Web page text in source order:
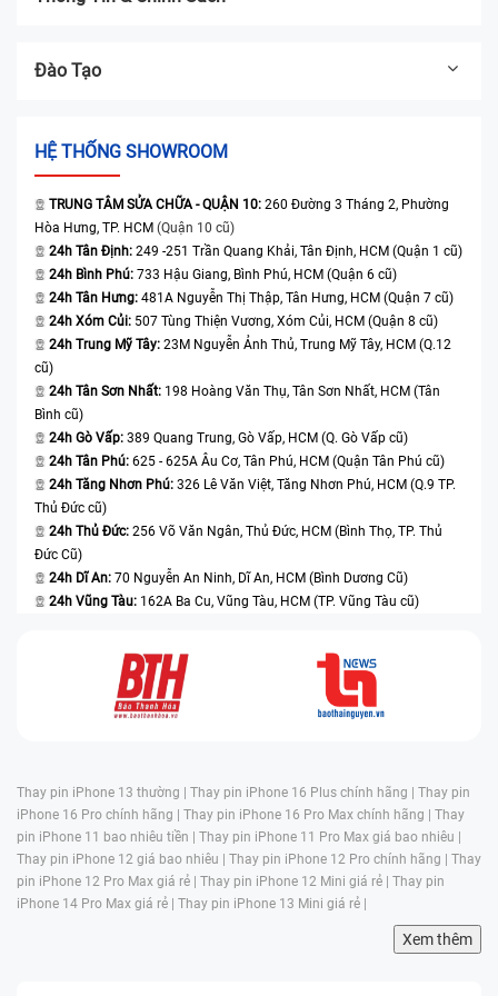
Nếu bạn gặp từ 2-3 dấu hiệu trên, đặc biệt khi dung lượng pin dưới
80%, hãy kiểm tra tình trạng pin và cân nhắc
Maxtại trung tâm uy tín để khôi phục thời lượng sử dụng như mới.
Thay pin chính hãng sẽ giúp máy hoạt động ổn định, tránh rủi ro nóng
máy hoặc hỏng linh kiện khác.
Nguyên nhân làm cho pin iPhone 17 Pro Max bị
hỏng
Nguyên nhân chủ yếu làm điện thoại iPhone 17 Pro Max thường xuất
phát từ thói quen sử dụng không cẩn thận của người dùng. Dưới đây
là các nguyên nhân chính gây hỏng thường gặp:
Điện thoại bị rơi, va đập mạnh: Điện thoại bị rơi là lý do phổ biến
nhất khi nhiều người hiện nay vẫn còn bất cẩn trong lúc sử dụng
thiết bị. Điều này làm cho điện thoại bị va đập gây hỏng hóc gần
như toàn bộ điện thoại và có cả viên pin trong đó.
Pin vượt quá chu kỳ sạc pin: Tất cả viên pin của các dòng iPhone
chỉ chịu được khoảng 500-1000 chu kỳ sạc đầy trước khi dung
lượng giảm xuống dưới 80%. Việc thường xuyên sạc khi điện thoại
đã tắt nguồn sẽ đẩy nhanh quá trình chai.
chai pin nhanh. Một số trường hợp còn gây nóng máy bất thường
Đào Tạo
HỆ THỐNG SHOWROOM
TRUNG TÂM SỬA CHỮA - QUẬN 10: 260 Đường 3 Tháng 2, Phường
Hòa Hưng, TP. HCM (Quận 10 cũ)
24h Tân Định: 249 -251 Trần Quang Khải, Tân Định, HCM (Quận 1 cũ)
24h Bình Phú: 733 Hậu Giang, Bình Phú, HCM (Quận 6 cũ)
24h Tân Hưng: 481A Nguyễn Thị Thập, Tân Hưng, HCM (Quận 7 cũ)
24h Xóm Củi: 507 Tùng Thiện Vương, Xóm Củi, HCM (Quận 8 cũ)
24h Trung Mỹ Tây: 23M Nguyễn Ảnh Thủ, Trung Mỹ Tây, HCM (Q.12
cũ)
24h Tân Sơn Nhất: 198 Hoàng Văn Thụ, Tân Sơn Nhất, HCM (Tân
Bình cũ)
24h Gò Vấp: 389 Quang Trung, Gò Vấp, HCM (Q. Gò Vấp cũ)
24h Tân Phú: 625 - 625A Âu Cơ, Tân Phú, HCM (Quận Tân Phú cũ)
24h Tăng Nhơn Phú: 326 Lê Văn Việt, Tăng Nhơn Phú, HCM (Q.9 TP.
Thủ Đức cũ)
24h Thủ Đức: 256 Võ Văn Ngân, Thủ Đức, HCM (Bình Thọ, TP. Thủ
Đức Cũ)
24h Dĩ An: 70 Nguyễn An Ninh, Dĩ An, HCM (Bình Dương Cũ)
24h Vũng Tàu: 162A Ba Cu, Vũng Tàu, HCM (TP. Vũng Tàu cũ)
Thay pin iPhone 13 thường | Thay pin iPhone 16 Plus chính hãng | Thay pin
iPhone 16 Pro chính hãng | Thay pin iPhone 16 Pro Max chính hãng | Thay
pin iPhone 11 bao nhiêu tiền | Thay pin iPhone 11 Pro Max giá bao nhiêu |
Thay pin iPhone 12 giá bao nhiêu | Thay pin iPhone 12 Pro chính hãng | Thay
pin iPhone 12 Pro Max giá rẻ | Thay pin iPhone 12 Mini giá rẻ | Thay pin
iPhone 14 Pro Max giá rẻ | Thay pin iPhone 13 Mini giá rẻ |
Xem thêm